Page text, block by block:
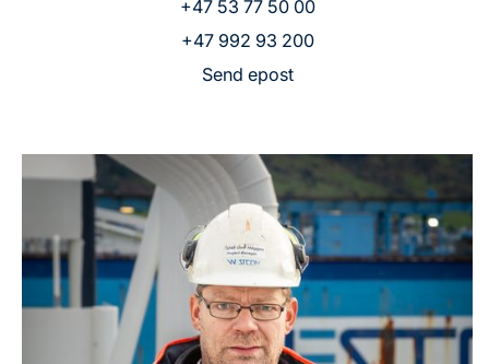
+47 53 77 50 00
+47 992 93 200
Send epost